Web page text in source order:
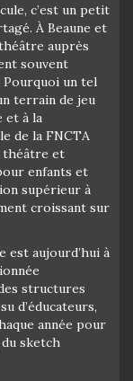
c’est un petit
À Beaune et
auprès
souvent
Pourquoi un tel
terrain de jeu
et à la
de la FNCTA
théâtre et
enfants et
supérieur à
croissant sur
est aujourd’hui à
structures
d’éducateurs,
année pour
sketch